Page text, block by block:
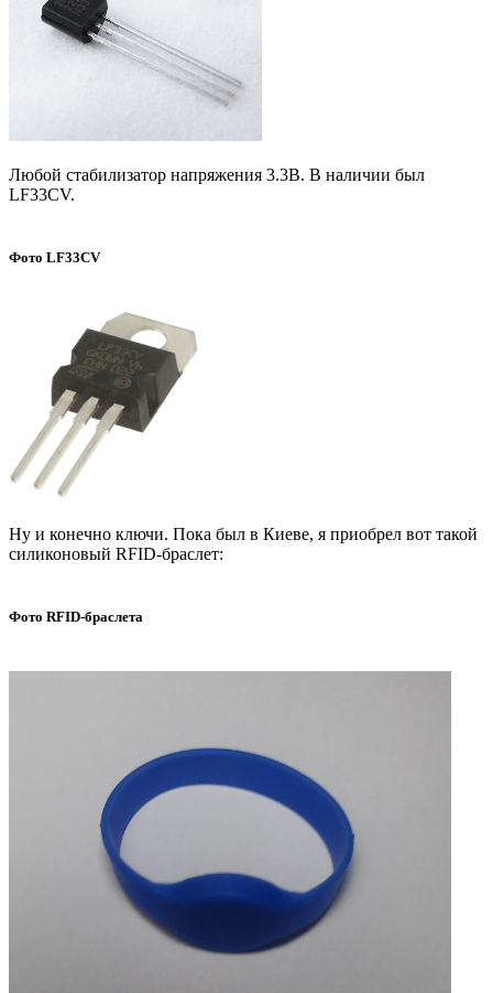
Любой стабилизатор напряжения 3.3В. В наличии был
LF33CV.
Фото LF33CV
Ну и конечно ключи. Пока был в Киеве, я приобрел вот такой
силиконовый RFID-браслет:
Фото RFID-браслета